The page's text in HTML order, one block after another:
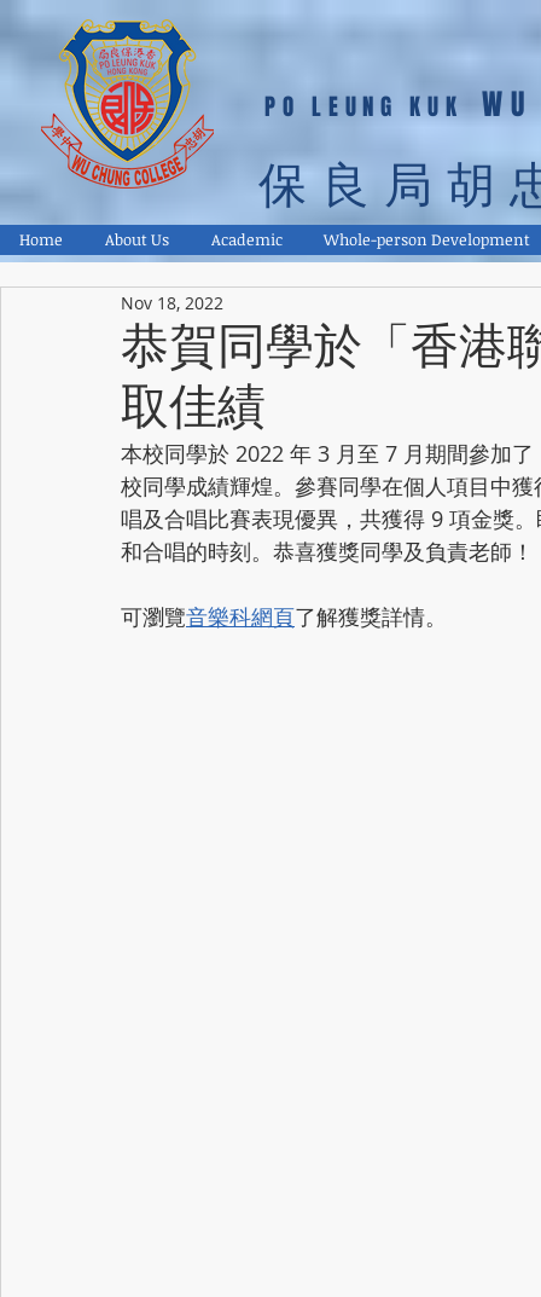
PO LEUNG KUK
保良局胡
Home About Us Academic Whole-person Development
恭賀同學於「香港
取佳績
Nov 18, 2022
本校同學於 2022 年 3 月至 7 月期間參加
校同學成績輝煌。參賽同學在個人項目中
唱及合唱比賽表現優異，共獲得 9 項金獎
和合唱的時刻。恭喜獲獎同學及負責老師！
可瀏覽音樂科網頁了解獲獎詳情。